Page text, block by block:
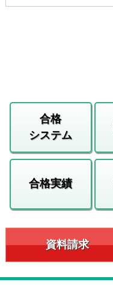
合格
システム
合格実績
資料請求